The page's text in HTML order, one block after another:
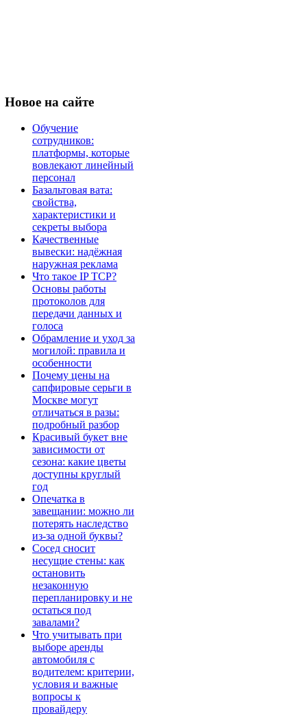
Новое на сайте
Обучение
сотрудников:
платформы, которые
вовлекают линейный
персонал
Базальтовая вата:
свойства,
характеристики и
секреты выбора
Качественные
вывески: надёжная
наружная реклама
Что такое IP TCP?
Основы работы
протоколов для
передачи данных и
голоса
Обрамление и уход за
могилой: правила и
особенности
Почему цены на
сапфировые серьги в
Москве могут
отличаться в разы:
подробный разбор
Красивый букет вне
зависимости от
сезона: какие цветы
доступны круглый
год
Опечатка в
завещании: можно ли
потерять наследство
из-за одной буквы?
Сосед сносит
несущие стены: как
остановить
незаконную
перепланировку и не
остаться под
завалами?
Что учитывать при
выборе аренды
автомобиля с
водителем: критерии,
условия и важные
вопросы к
провайдеру